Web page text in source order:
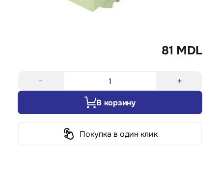
81 MDL
− +
В корзину
Покупка в один клик